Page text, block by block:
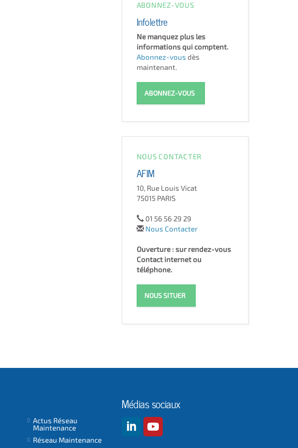
ABONNEZ-VOUS
Infolettre
Ne manquez plus les
informations qui comptent.
Abonnez-vous dès
maintenant.
ABONNEZ-VOUS
NOUS CONTACTER
AFIM
10, Rue Louis Vicat
75015 PARIS
01 56 56 29 29
Nous Contacter
Ouverture : sur rendez-vous
Contact internet ou
téléphone.
NOUS SITUER
Actus Réseau
Maintenance
Réseau Maintenance
Médias sociaux